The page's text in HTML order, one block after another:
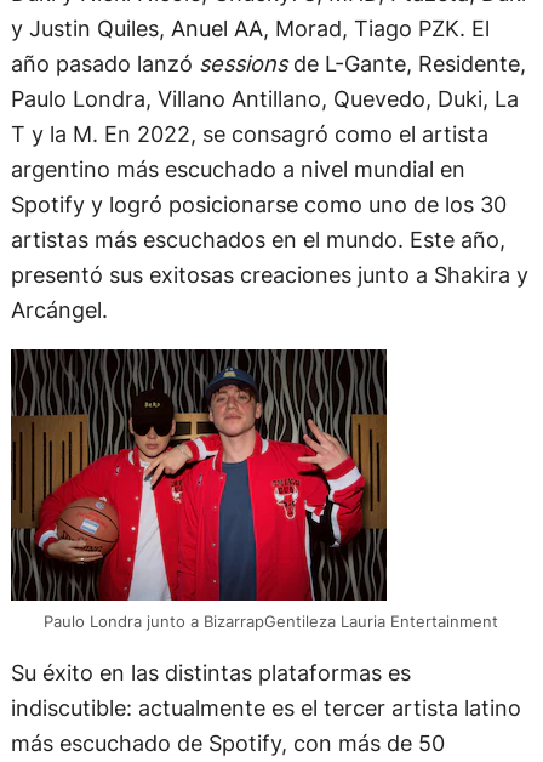
y Justin Quiles, Anuel AA, Morad, Tiago PZK. El
año pasado lanzó sessionsde L-Gante, Residente,
Paulo Londra, Villano Antillano, Quevedo, Duki, La
T y la M. En 2022, se consagró como el artista
argentino más escuchado a nivel mundial en
Spotify y logró posicionarse como uno de los 30
artistas más escuchados en el mundo. Este año,
presentó sus exitosas creaciones junto a Shakira y
Arcángel.
Paulo Londra junto a BizarrapGentileza Lauria Entertainment
Su éxito en las distintas plataformas es
indiscutible: actualmente es el tercer artista latino
más escuchado de Spotify, con más de 50